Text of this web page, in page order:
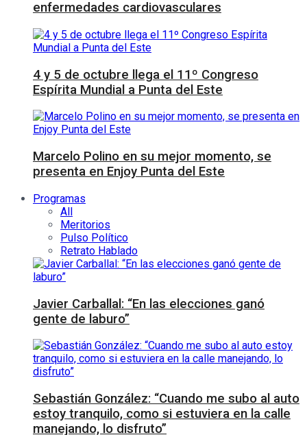
enfermedades cardiovasculares
4 y 5 de octubre llega el 11º Congreso
Espírita Mundial a Punta del Este
Marcelo Polino en su mejor momento, se
presenta en Enjoy Punta del Este
Programas
All
Meritorios
Pulso Político
Retrato Hablado
Javier Carballal: “En las elecciones ganó
gente de laburo”
Sebastián González: “Cuando me subo al auto
estoy tranquilo, como si estuviera en la calle
manejando, lo disfruto”